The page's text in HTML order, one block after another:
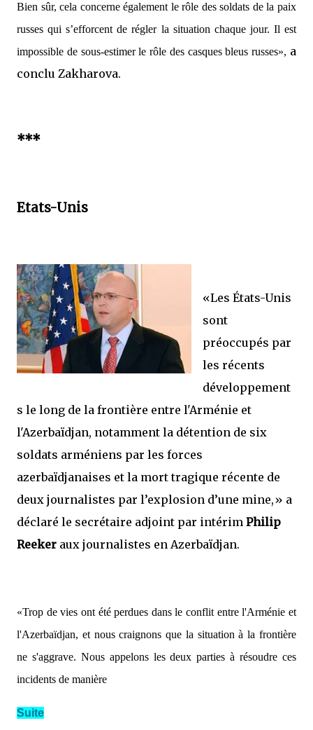
Bien sûr, cela concerne également le rôle des soldats de la paix
russes qui s’efforcent de régler la situation chaque jour. Il est
impossible de sous-estimer le rôle des casques bleus russes», a
conclu Zakharova.
***
Etats-Unis
«Les États-Unis
sont
préoccupés par
les récents
développement
s le long de la frontière entre l'Arménie et
l'Azerbaïdjan, notamment la détention de six
soldats arméniens par les forces
azerbaïdjanaises et la mort tragique récente de
deux journalistes par l’explosion d’une mine,» a
déclaré le secrétaire adjoint par intérim Philip
Reeker aux journalistes en Azerbaïdjan.
«Trop de vies ont été perdues dans le conflit entre l'Arménie et
l'Azerbaïdjan, et nous craignons que la situation à la frontière
ne s'aggrave. Nous appelons les deux parties à résoudre ces
incidents de manière
Suite